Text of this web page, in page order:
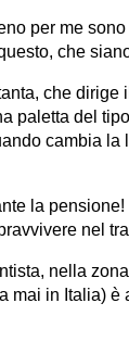
per me
che
che dirige
paletta del
cambia
la
nel
nella
in Italia) è